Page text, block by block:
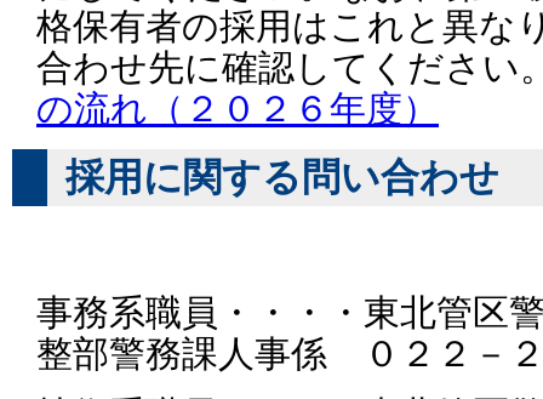
格保有者の採用はこれと異な
合わせ先に確認してください
の流れ（２０２６年度）
採用に関する問い合わせ
事務系職員・・・・東北管区
整部警務課人事係 ０２２－